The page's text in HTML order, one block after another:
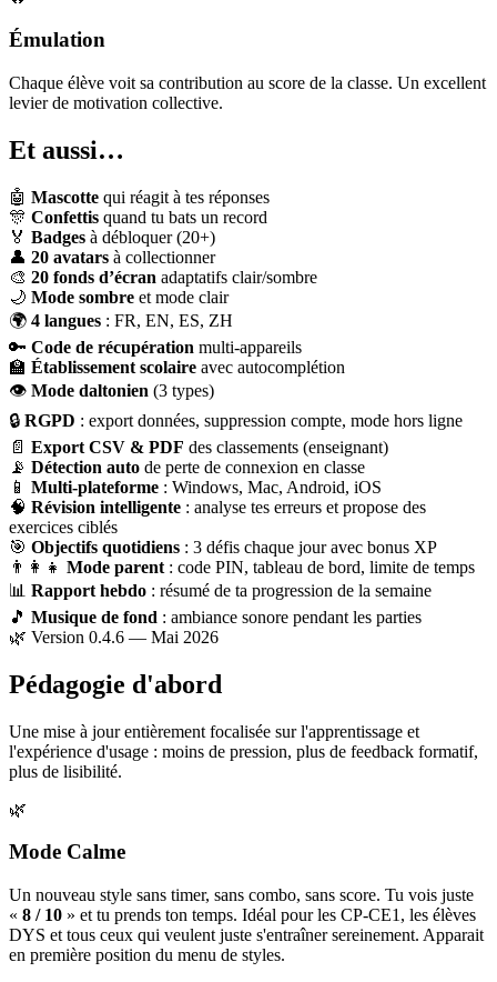
Émulation
Chaque élève voit sa contribution au score de la classe. Un excellent
levier de motivation collective.
Et aussi…
🤖 Mascotte qui réagit à tes réponses
🎊 Confettis quand tu bats un record
🏅 Badges à débloquer (20+)
👤 20 avatars à collectionner
🎨 20 fonds d’écran adaptatifs clair/sombre
🌙 Mode sombre et mode clair
🌍 4 langues : FR, EN, ES, ZH
🔑 Code de récupération multi-appareils
🏫 Établissement scolaire avec autocomplétion
👁 Mode daltonien (3 types)
🔒 RGPD : export données, suppression compte, mode hors ligne
📄 Export CSV & PDF des classements (enseignant)
📡 Détection auto de perte de connexion en classe
📱 Multi-plateforme : Windows, Mac, Android, iOS
🧠 Révision intelligente : analyse tes erreurs et propose des
exercices ciblés
🎯 Objectifs quotidiens : 3 défis chaque jour avec bonus XP
👨‍👩‍👧 Mode parent : code PIN, tableau de bord, limite de temps
📊 Rapport hebdo : résumé de ta progression de la semaine
🎵 Musique de fond : ambiance sonore pendant les parties
🌿 Version 0.4.6 — Mai 2026
Pédagogie d'abord
Une mise à jour entièrement focalisée sur l'apprentissage et
l'expérience d'usage : moins de pression, plus de feedback formatif,
plus de lisibilité.
🌿
Mode Calme
Un nouveau style sans timer, sans combo, sans score. Tu vois juste
« 8 / 10 » et tu prends ton temps. Idéal pour les CP-CE1, les élèves
DYS et tous ceux qui veulent juste s'entraîner sereinement. Apparait
en première position du menu de styles.